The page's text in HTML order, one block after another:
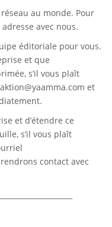
au monde. Pour
avec nous.
éditoriale pour vous.
et que
s’il vous plaît
et
et d’étendre ce
s’il vous plaît
contact avec